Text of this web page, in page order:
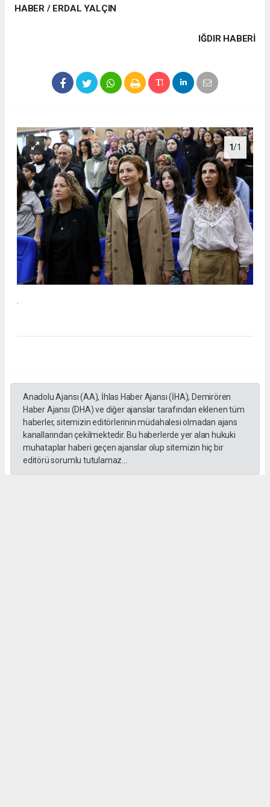
HABER / ERDAL YALÇIN
IĞDIR HABERİ
1/1
Anadolu Ajansı (AA), İhlas Haber Ajansı (İHA), Demirören
Haber Ajansı (DHA) ve diğer ajanslar tarafından eklenen tüm
haberler, sitemizin editörlerinin müdahalesi olmadan ajans
kanallarından çekilmektedir. Bu haberlerde yer alan hukuki
muhataplar haberi geçen ajanslar olup sitemizin hiç bir
editörü sorumlu tutulamaz...